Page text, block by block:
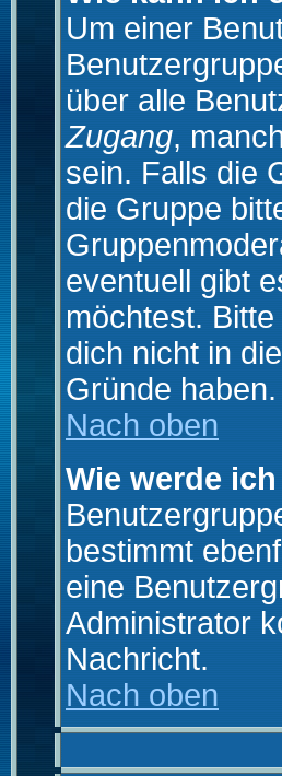
Um einer
über alle
Zugang,
sein. Falls die
die Gruppe
eventuell gibt
möchtest.
dich nicht in
Gründe haben.
Nach oben
Wie werde
bestimmt
eine
Administrator
Nachricht.
Nach oben